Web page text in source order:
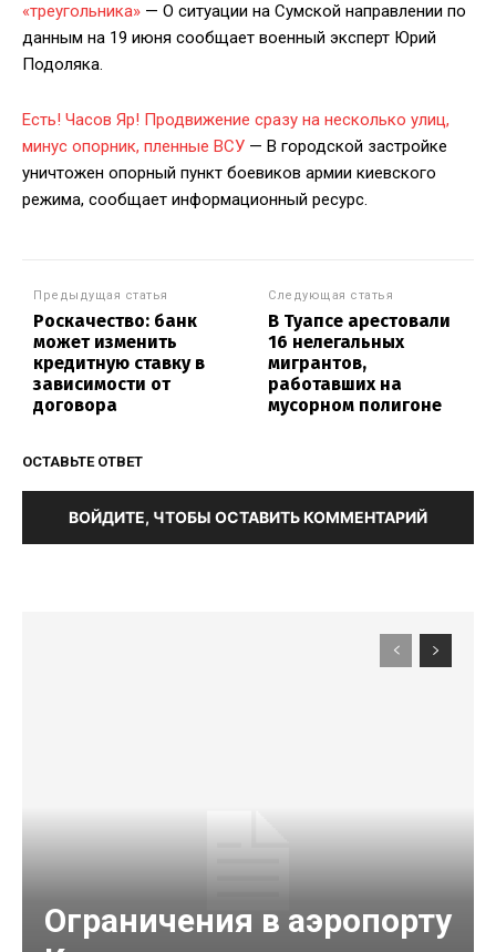
«треугольника» — О ситуации на Сумской направлении по
данным на 19 июня сообщает военный эксперт Юрий
Подоляка.
Есть! Часов Яр! Продвижение сразу на несколько улиц,
минус опорник, пленные ВСУ — В городской застройке
уничтожен опорный пункт боевиков армии киевского
режима, сообщает информационный ресурс.
Предыдущая статья
Роскачество: банк
может изменить
кредитную ставку в
зависимости от
договора
Следующая статья
В Туапсе арестовали
16 нелегальных
мигрантов,
работавших на
мусорном полигоне
ОСТАВЬТЕ ОТВЕТ
ВОЙДИТЕ, ЧТОБЫ ОСТАВИТЬ КОММЕНТАРИЙ
Ограничения в аэропорту